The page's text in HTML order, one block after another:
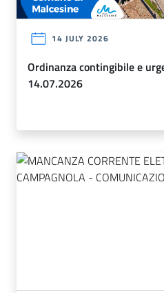
14 JULY 2026
ordinanza contingibile e urgente n. 102 bis del
14.07.2026